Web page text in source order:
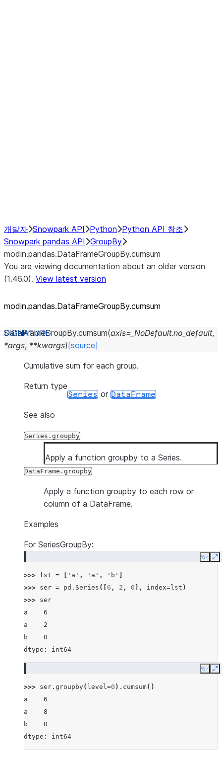
개발자 Snowpark API Python Python API 참조
Snowpark pandas API GroupBy
modin.pandas.DataFrameGroupBy.cumsum
You are viewing documentation about an older version
(1.46.0). View latest version
modin.pandas.DataFrameGroupBy.cumsum
DataFrameGroupBy.cumsum(axis= _NoDefault.no_default,
*args, **kwargs) [source]
Cumulative sum for each group.
Return type
Series or DataFrame
See also
Series.groupby
Apply a function groupby to a Series.
DataFrame.groupby
Apply a function groupby to each row or
column of a DataFrame.
Examples
For SeriesGroupBy:
Copy
>>> lst = 'a' , 'a' , 'b'
>>> ser = pd . Series ([ 6 , 2 , 0 ], index=lst )
>>> ser
a    6
a    2
b    0
dtype: int64
Copy
>>> ser . groupby( level=0 ) . cumsum()
a    6
a    8
b    0
dtype: int64